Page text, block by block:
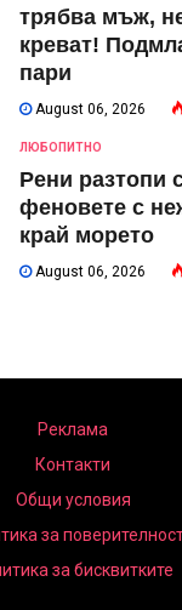
трябва мъж,
креват!
пари
August 06, 2026
ЛЮБОПИТНО
Рени разтопи
феновете с
край морето
August 06, 2026
Реклама
Контакти
Общи условия
за
за бисквитките